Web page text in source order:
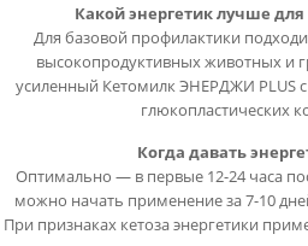
Какой энергетик лучше для
Для базовой профилактики
высокопродуктивных животных и
усиленный Кетомилк ЭНЕРДЖИ
глюкопластических
Когда давать
Оптимально — в первые 12-24 часа
можно начать применение за 7-10
При признаках кетоза энергетики